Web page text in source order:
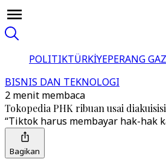
POLITIKTÜRKİYEPERANG
BISNIS DAN TEKNOLOGI
2 menit membaca
Tokopedia PHK ribuan usai
“Tiktok harus membayar hak-hak
Bagikan